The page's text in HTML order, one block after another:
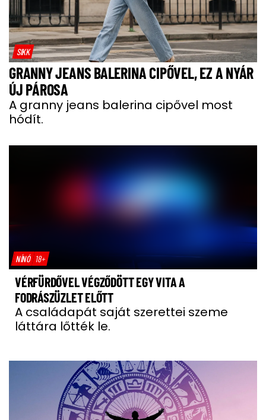
SIKK
GRANNY JEANS BALERINA CIPŐVEL, EZ A NYÁR
ÚJ PÁROSA
A granny jeans balerina cipővel most
hódít.
NÍNÓ 18+
VÉRFÜRDŐVEL VÉGZŐDÖTT EGY VITA A
FODRÁSZÜZLET ELŐTT
A családapát saját szerettei szeme
láttára lőtték le.